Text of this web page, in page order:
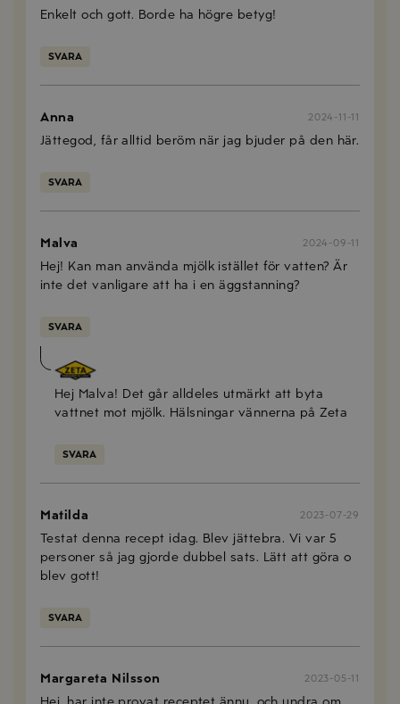
Enkelt och gott. Borde ha högre betyg!
SVARA
Anna 2024-11-11
Jättegod, får alltid beröm när jag bjuder på den här.
SVARA
Malva 2024-09-11
Hej! Kan man använda mjölk istället för vatten? Är
inte det vanligare att ha i en äggstanning?
SVARA
Anna Mellberg
Hej Malva! Det går alldeles utmärkt att byta
vattnet mot mjölk. Hälsningar vännerna på Zeta
SVARA
Matilda 2023-07-29
Testat denna recept idag. Blev jättebra. Vi var 5
personer så jag gjorde dubbel sats. Lätt att göra o
blev gott!
SVARA
Margareta Nilsson 2023-05-11